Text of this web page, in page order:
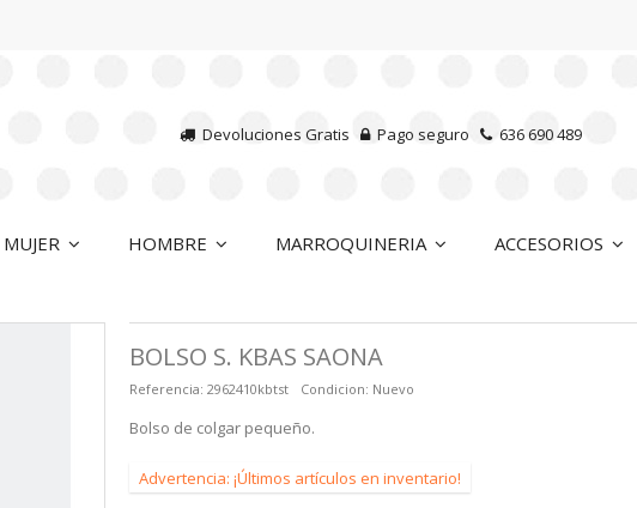
Devoluciones Gratis Pago seguro 636 690 489
MUJER HOMBRE MARROQUINERIA ACCESORIOS
BOLSO S. KBAS SAONA
Referencia: 2962410kbtst Condicion: Nuevo
Bolso de colgar pequeño.
Advertencia: ¡Últimos artículos en inventario!